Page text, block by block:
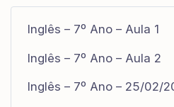
Inglês – 7º Ano – Aula 1
Inglês – 7º Ano – Aula 2
Inglês – 7º Ano – 25/02/